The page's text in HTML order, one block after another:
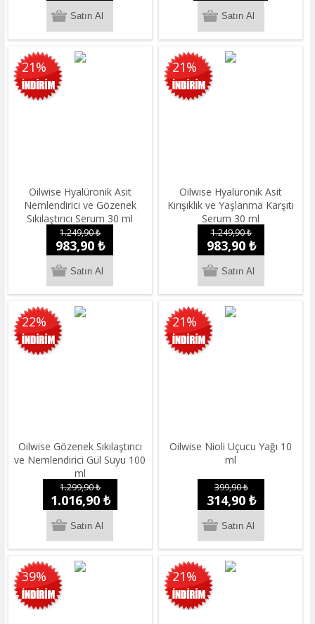
21%
Oilwise Hyalüronik Asit
Nemlendirici ve Gözenek
Sıkılaştırıcı Serum 30 ml
1.249,90 ₺
983,90 ₺
21%
Oilwise Hyalüronik Asit
Kırışıklık ve Yaşlanma Karşıtı
Serum 30 ml
1.249,90 ₺
983,90 ₺
22%
Oilwise Gözenek Sıkılaştırıcı
ve Nemlendirici Gül Suyu 100
ml
1.299,90 ₺
1.016,90 ₺
21%
Oilwise Nioli Uçucu Yağı 10
ml
399,90 ₺
314,90 ₺
39% 21%